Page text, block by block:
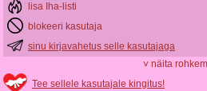
lisa Iha-listi
blokeeri kasutaja
sinu kirjavahetus selle kasutajaga
˅ näita
Tee sellele kasutajale kingitus!